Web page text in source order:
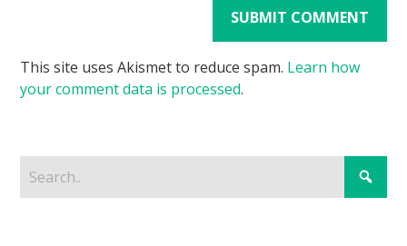
This site uses Akismet to reduce spam. Learn how
your comment data is processed.